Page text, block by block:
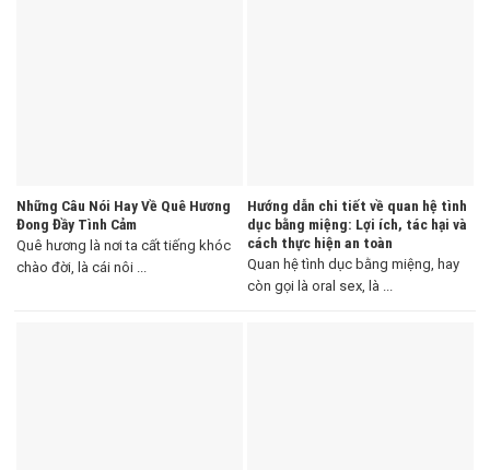
Những Câu Nói Hay Về Quê Hương
Đong Đầy Tình Cảm
Quê hương là nơi ta cất tiếng khóc
chào đời, là cái nôi ...
Hướng dẫn chi tiết về quan hệ tình
dục bằng miệng: Lợi ích, tác hại và
cách thực hiện an toàn
Quan hệ tình dục bằng miệng, hay
còn gọi là oral sex, là ...